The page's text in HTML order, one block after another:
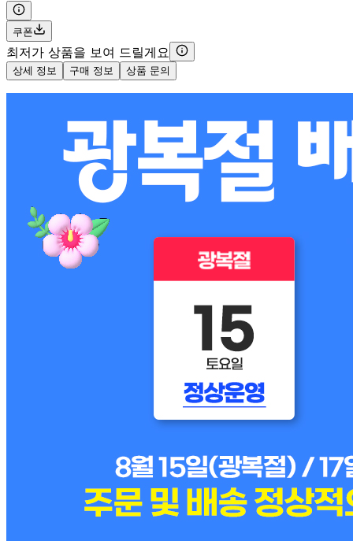
쿠폰
최저가 상품을 보여 드릴게요
상세 정보 구매 정보 상품 문의